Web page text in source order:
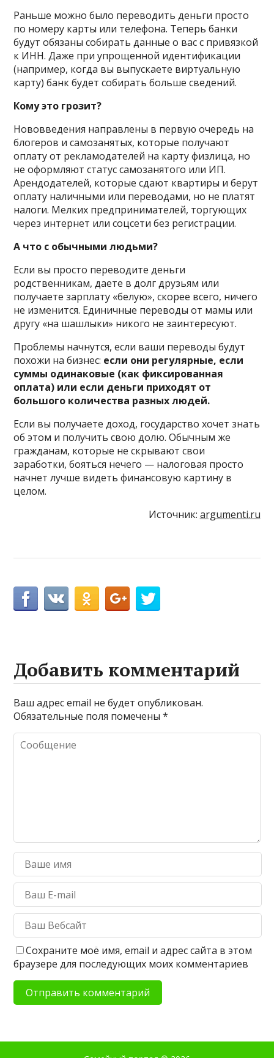
Раньше можно было переводить деньги просто
по номеру карты или телефона. Теперь банки
будут обязаны собирать данные о вас с привязкой
к ИНН. Даже при упрощенной идентификации
(например, когда вы выпускаете виртуальную
карту) банк будет собирать больше сведений.
Кому это грозит?
Нововведения направлены в первую очередь на
блогеров и самозанятых, которые получают
оплату от рекламодателей на карту физлица, но
не оформляют статус самозанятого или ИП.
Арендодателей, которые сдают квартиры и берут
оплату наличными или переводами, но не платят
налоги. Мелких предпринимателей, торгующих
через интернет или соцсети без регистрации.
А что с обычными людьми?
Если вы просто переводите деньги
родственникам, даете в долг друзьям или
получаете зарплату «белую», скорее всего, ничего
не изменится. Единичные переводы от мамы или
другу «на шашлыки» никого не заинтересуют.
Проблемы начнутся, если ваши переводы будут
похожи на бизнес: если они регулярные, если
суммы одинаковые (как фиксированная
оплата) или если деньги приходят от
большого количества разных людей.
Если вы получаете доход, государство хочет знать
об этом и получить свою долю. Обычным же
гражданам, которые не скрывают свои
заработки, бояться нечего — налоговая просто
начнет лучше видеть финансовую картину в
целом.
Источник: argumenti.ru
Добавить комментарий
Ваш адрес email не будет опубликован.
Обязательные поля помечены*
Сохраните моё имя, email и адрес сайта в этом
браузере для последующих моих комментариев